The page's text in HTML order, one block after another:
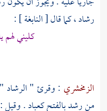
رشاد ، كما قال [النابغة] :
كليني لهم
الزمخشري : وقرئ " الرشاد
من رشد بالفتح كعباد .